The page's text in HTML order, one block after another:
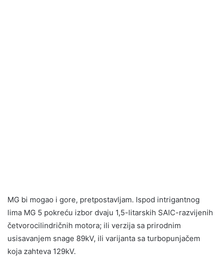
MG bi mogao i gore, pretpostavljam. Ispod intrigantnog
lima MG 5 pokreću izbor dvaju 1,5-litarskih SAIC-razvijenih
četvorocilindričnih motora; ili verzija sa prirodnim
usisavanjem snage 89kV, ili varijanta sa turbopunjačem
koja zahteva 129kV.